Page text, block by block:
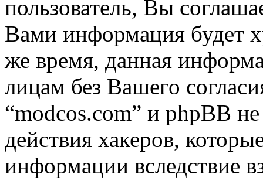
пользователь, Вы
Вами информация будет
же время, данная
лицам без Вашего
“modcos.com” и phpBB не
действия хакеров,
информации вследствие